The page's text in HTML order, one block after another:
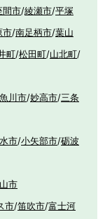
間市/綾瀬市/平塚
市/南足柄市/葉山
町/松田町/山北町/
川市/妙高市/三条
市/小矢部市/砺波
市
市/笛吹市/富士河